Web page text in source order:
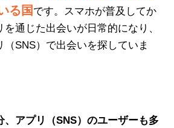
る国 です。スマホが普及してか
を通じた出会いが日常的になり、
（SNS）で出会いを探していま
、アプリ（SNS）のユーザーも多